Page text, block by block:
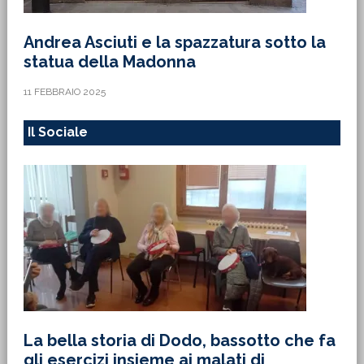
Andrea Asciuti e la spazzatura sotto la
statua della Madonna
11 FEBBRAIO 2025
Il Sociale
La bella storia di Dodo, bassotto che fa
gli esercizi insieme ai malati di